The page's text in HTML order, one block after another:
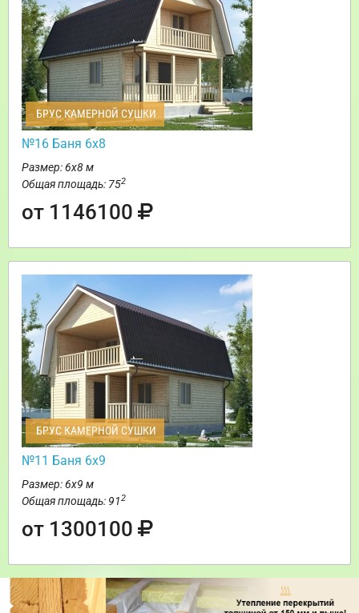
БРУС КАМЕРНОЙ СУШКИ
№16 Баня 6х8
Размер: 6х8 м
Общая площадь: 752
от 1146100
БРУС КАМЕРНОЙ СУШКИ
№11 Баня 6х9
Размер: 6х9 м
Общая площадь: 912
от 1300100